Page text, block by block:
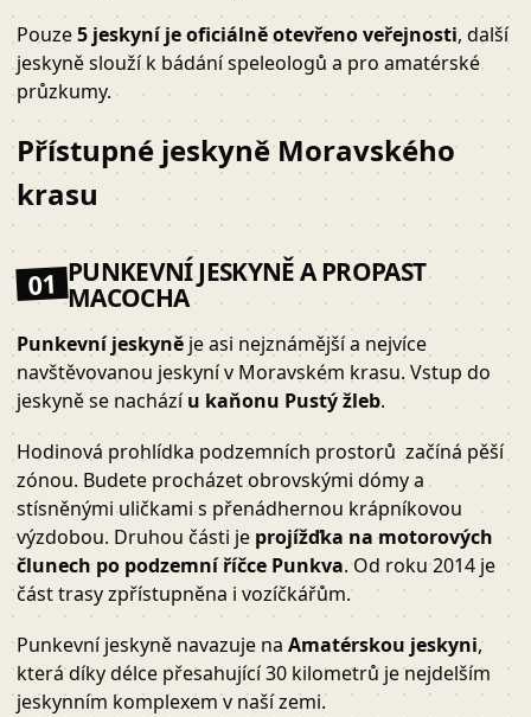
Pouze5 jeskyní je oficiálně otevřeno veřejnosti, další
jeskyně slouží k bádání speleologů a pro amatérské
průzkumy.
Přístupné jeskyně Moravského
krasu
01 PUNKEVNÍ JESKYNĚ A PROPAST
MACOCHA
Punkevní jeskyně je asi nejznámější a nejvíce
navštěvovanou jeskyní v Moravském krasu. Vstup do
jeskyně se nacházíu kaňonu Pustý žleb.
Hodinová prohlídka podzemních prostorů začíná pěší
zónou. Budete procházet obrovskými dómy a
stísněnými uličkami s přenádhernou krápníkovou
výzdobou. Druhou části je projížďka na motorových
člunech po podzemní říčce Punkva. Od roku 2014 je
část trasy zpřístupněna i vozíčkářům.
Punkevní jeskyně navazuje na Amatérskou jeskyni,
která díky délce přesahující 30 kilometrů je nejdelším
jeskynním komplexem v naší zemi.